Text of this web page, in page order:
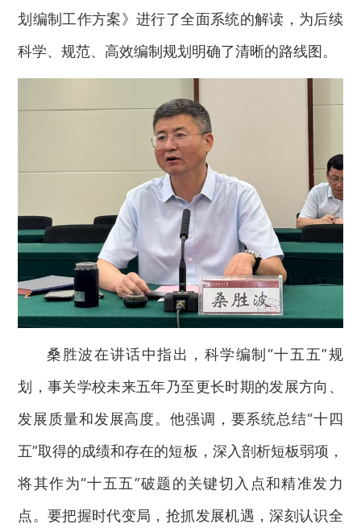
划编制工作方案》进行了全面系统的解读，为后续
科学、规范、高效编制规划明确了清晰的路线图。
桑胜波在讲话中指出，科学编制“十五五”规
划，事关学校未来五年乃至更长时期的发展方向、
发展质量和发展高度。他强调，要系统总结“十四
五”取得的成绩和存在的短板，深入剖析短板弱项，
将其作为“十五五”破题的关键切入点和精准发力
点。要把握时代变局，抢抓发展机遇，深刻认识全